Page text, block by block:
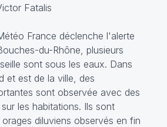
Fatalis
France déclenche l'alerte
du-Rhône, plusieurs
sont sous les eaux. Dans
et est de la ville, des
sont observée avec des
les habitations. Ils sont
diluviens observés en fin